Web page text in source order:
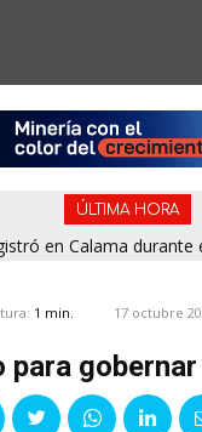
ÚLTIMA HORA
en Calama durante
1 min. 17 octubre
para